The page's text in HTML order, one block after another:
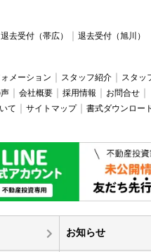
退去受付（帯広） 退去受付（旭川）
メーション スタッフ紹介
スタッ
会社概要 採用情報
お問合せ
て
サイトマップ 書式ダウンロー
お知らせ